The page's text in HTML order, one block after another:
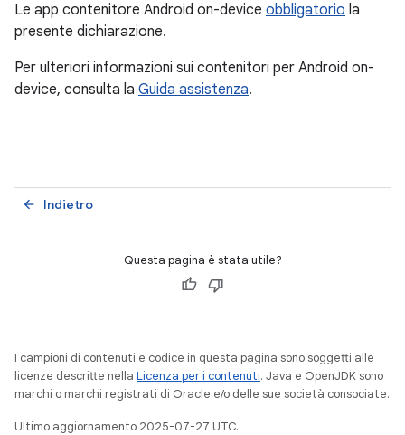
Le app contenitore Android on-device obbligatorio la
presente dichiarazione.
Per ulteriori informazioni sui contenitori per Android on-
device, consulta la Guida assistenza.
Indietro
arrow_back
Questa pagina è stata utile?
I campioni di contenuti e codice in questa pagina sono soggetti alle
licenze descritte nella Licenza per i contenuti. Java e OpenJDK sono
marchi o marchi registrati di Oracle e/o delle sue società consociate.
Ultimo aggiornamento 2025-07-27 UTC.